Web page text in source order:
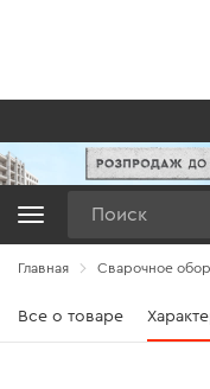
Главная Сварочное
Все о товаре